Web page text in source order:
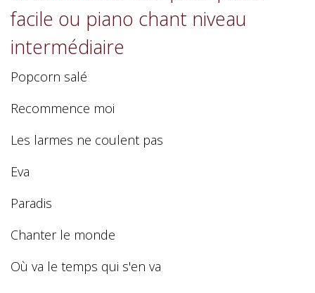
facile ou piano chant niveau
intermédiaire
Popcorn salé
Recommence moi
Les larmes ne coulent pas
Eva
Paradis
Chanter le monde
Où va le temps qui s'en va